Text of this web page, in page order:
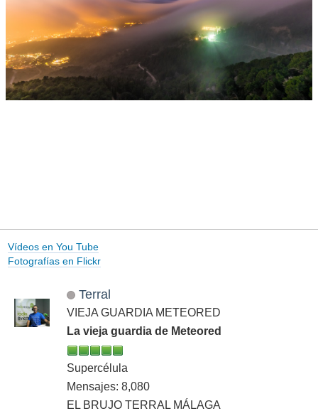
Vídeos en You Tube
Fotografías en Flickr
Terral
VIEJA GUARDIA METEORED
La vieja guardia de Meteored
Supercélula
Mensajes: 8,080
EL BRUJO TERRAL MÁLAGA